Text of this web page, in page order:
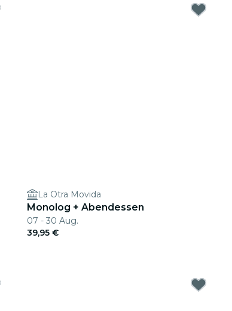
La Otra Movida
Monolog + Abendessen
07 - 30 Aug.
39,95 €